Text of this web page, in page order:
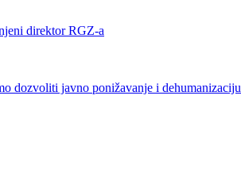
direktor RGZ-a
dozvoliti javno ponižavanje i